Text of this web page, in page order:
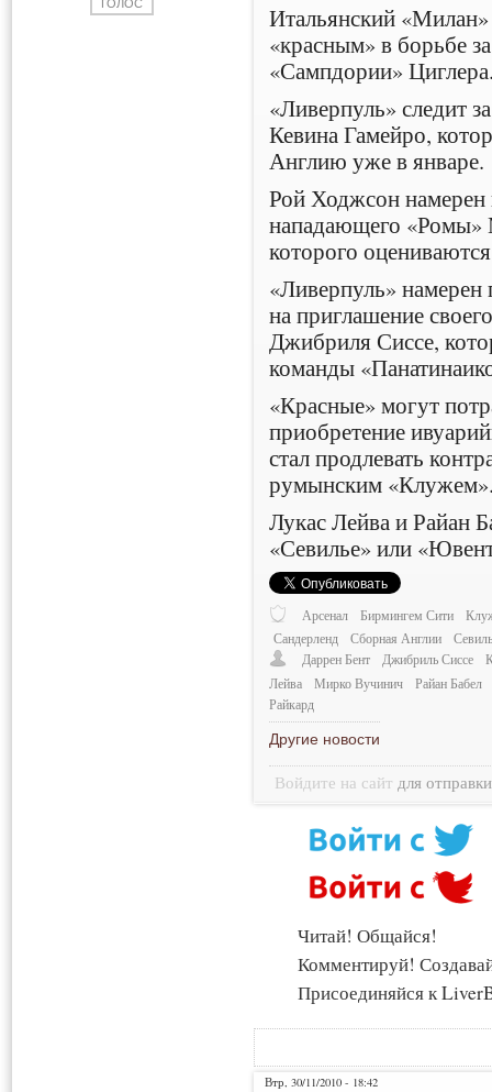
Итальянский
«красным» в борьбе
«Сампдории»
«Ливерпуль» следит
Кевина Гамейро,
Англию уже в январе.
Рой Ходжсон намерен
нападающего «Ромы»
которого
«Ливерпуль»
на приглашение
Джибриля Сиссе,
команды
«Красные» могут
приобретение
стал продлевать
румынским
Лукас Лейва и Райан
«Севилье» или
Арсенал Бирмингем Сити
Сандерленд
Сборная Англии
Даррен Бент
Джибриль Сиссе
Лейва
Мирко Вучинич
Райан Бабел
Райкард
Другие новости
Войдите на сайт для
Читай! Общайся!
Комментируй!
Присоединяйся к
Втр, 30/11/2010 - 18:42